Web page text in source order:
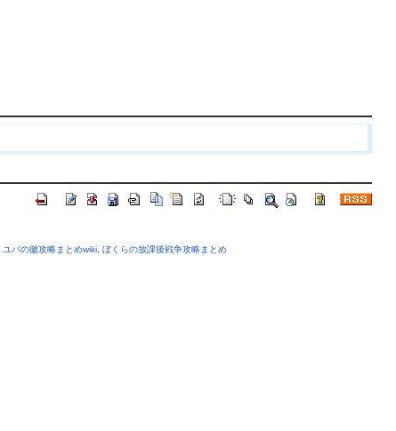
ユバの徽攻略まとめwiki. ぼくらの放課後戦争攻略まとめ